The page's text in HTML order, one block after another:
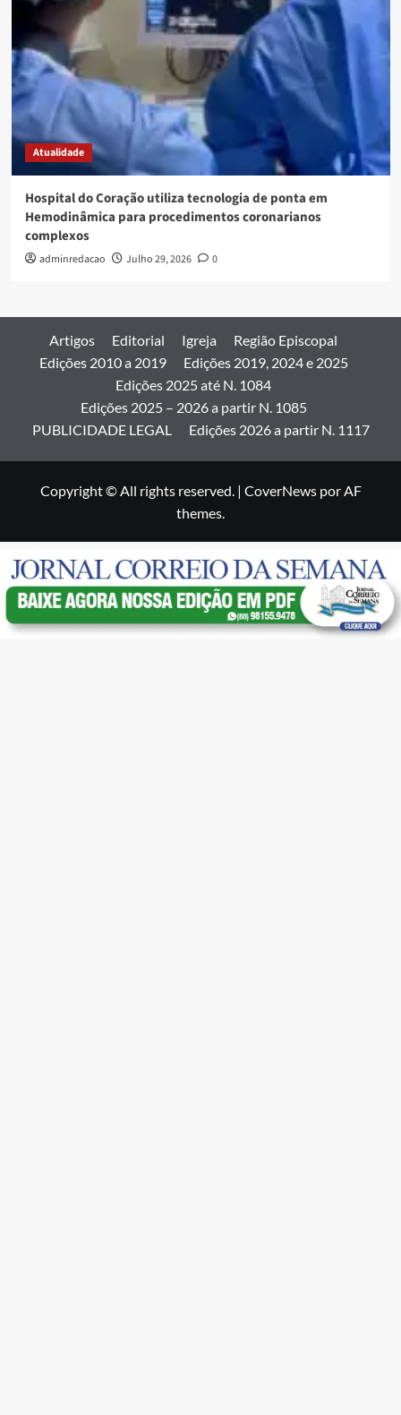
Atualidade
Hospital do Coração utiliza tecnologia de ponta em
Hemodinâmica para procedimentos coronarianos
complexos
adminredacao Julho 29, 2026 0
Artigos Editorial Igreja
Região Episcopal
Edições 2010 a 2019
Edições 2019, 2024 e 2025
Edições 2025 até N. 1084
Edições 2025 – 2026 a partir N. 1085
PUBLICIDADE LEGAL
Edições 2026 a partir N. 1117
Copyright © All rights reserved. | CoverNewspor AF
themes.